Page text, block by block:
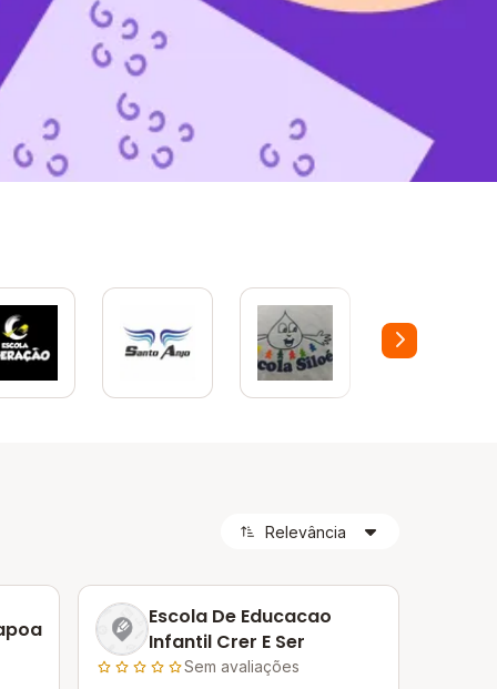
Escola De Educacao
Infantil Crer E Ser
Sem avaliações